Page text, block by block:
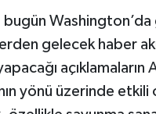
bugün
gelecek haber
açıklamaların
yönü üzerinde